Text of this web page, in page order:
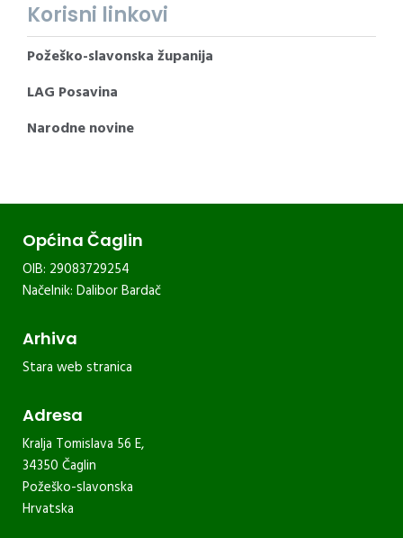
Korisni linkovi
Požeško-slavonska županija
LAG Posavina
Narodne novine
Općina Čaglin
OIB: 29083729254
Načelnik: Dalibor Bardač
Arhiva
Stara web stranica
Adresa
Kralja Tomislava 56 E,
34350 Čaglin
Požeško-slavonska
Hrvatska